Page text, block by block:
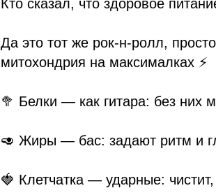
Кто сказал, что здоровое
Да это тот же рок-н-ролл,
митохондрия на максималках ⚡️
🥦 Белки — как гитара: без них
🥑 Жиры — бас: задают ритм и
🍓 Клетчатка — ударные: